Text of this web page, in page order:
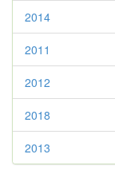
2014
2011
2012
2018
2013